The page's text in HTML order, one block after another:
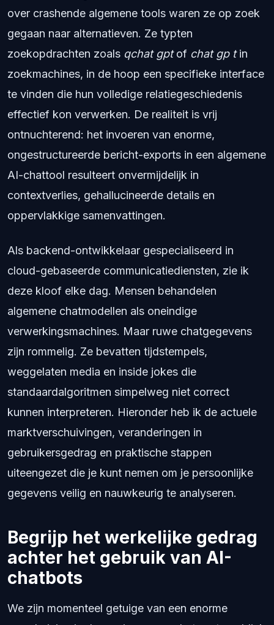
over crashende algemene tools waren ze op zoek
gegaan naar alternatieven. Ze typten
zoekopdrachten zoals qchat gptof chat gp tin
zoekmachines, in de hoop een specifieke interface
te vinden die hun volledige relatiegeschiedenis
effectief kon verwerken. De realiteit is vrij
ontnuchterend: het invoeren van enorme,
ongestructureerde bericht-exports in een algemene
AI-chattool resulteert onvermijdelijk in
contextverlies, gehallucineerde details en
oppervlakkige samenvattingen.
Als backend-ontwikkelaar gespecialiseerd in
cloud-gebaseerde communicatiediensten, zie ik
deze kloof elke dag. Mensen behandelen
algemene chatmodellen als oneindige
verwerkingsmachines. Maar ruwe chatgegevens
zijn rommelig. Ze bevatten tijdstempels,
weggelaten media en inside jokes die
standaardalgoritmen simpelweg niet correct
kunnen interpreteren. Hieronder heb ik de actuele
marktverschuivingen, veranderingen in
gebruikersgedrag en praktische stappen
uiteengezet die je kunt nemen om je persoonlijke
gegevens veilig en nauwkeurig te analyseren.
Begrijp het werkelijke gedrag
achter het gebruik van AI-
chatbots
We zijn momenteel getuige van een enorme